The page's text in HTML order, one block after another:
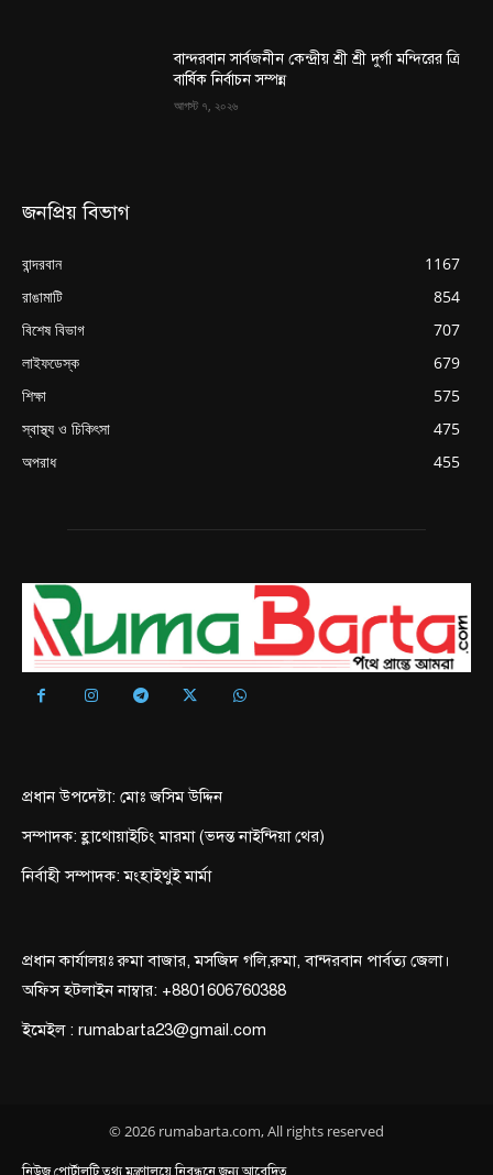
বান্দরবান সার্বজনীন কেন্দ্রীয় শ্রী শ্রী দুর্গা মন্দিরের ত্রি
বার্ষিক নির্বাচন সম্পন্ন
আগস্ট ৭, ২০২৬
জনপ্রিয় বিভাগ
বান্দরবান
1167
রাঙামাটি
854
বিশেষ বিভাগ
707
লাইফডেস্ক
679
শিক্ষা
575
স্বাস্থ্য ও চিকিৎসা
475
অপরাধ
455
প্রধান উপদেষ্টা: মোঃ জসিম উদ্দিন
সম্পাদক: হ্লাথোয়াইচিং মারমা (ভদন্ত নাইন্দিয়া থের)
নির্বাহী সম্পাদক: মংহাইথুই মার্মা
প্রধান কার্যালয়ঃ রুমা বাজার, মসজিদ গলি,রুমা, বান্দরবান পার্বত্য জেলা।
অফিস হটলাইন নাম্বার: +8801606760388
ইমেইল : rumabarta23@gmail.com
© 2026 rumabarta.com, All rights reserved
নিউজ পোর্টালটি তথ্য মন্ত্রণালয়ে নিবন্ধনে জন্য আবেদিত